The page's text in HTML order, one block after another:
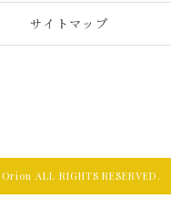
サイトマップ
ALL RIGHTS RESERVED.